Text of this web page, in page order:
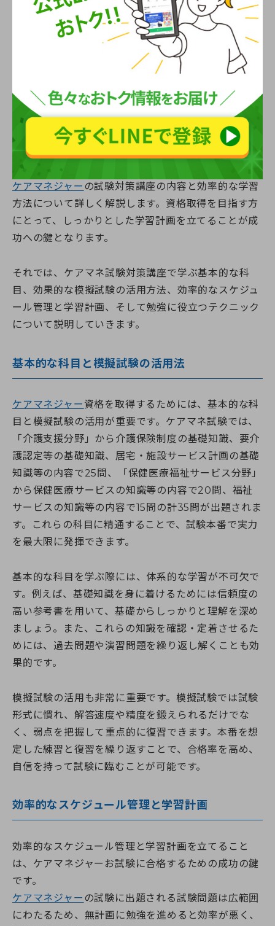
ケアマネジャー の試験対策講座の内容と効率的な学習
方法について詳しく解説します。資格取得を目指す方
にとって、しっかりとした学習計画を立てることが成
功への鍵となります。
それでは、ケアマネ試験対策講座で学ぶ基本的な科
目、効果的な模擬試験の活用方法、効率的なスケジュ
ール管理と学習計画、そして勉強に役立つテクニック
について説明していきます。
基本的な科目と模擬試験の活用法
ケアマネジャー 資格を取得するためには、基本的な科
目と模擬試験の活用が重要です。ケアマネ試験では、
「介護支援分野」から介護保険制度の基礎知識、要介
護認定等の基礎知識、居宅・施設サービス計画の基礎
知識等の内容で25問、「保健医療福祉サービス分野」
から保健医療サービスの知識等の内容で20問、福祉
サービスの知識等の内容で15問の計35問が出題されま
す。これらの科目に精通することで、試験本番で実力
を最大限に発揮できます。
基本的な科目を学ぶ際には、体系的な学習が不可欠で
す。例えば、基礎知識を身に着けるためには信頼度の
高い参考書を用いて、基礎からしっかりと理解を深め
ましょう。また、これらの知識を確認・定着させるた
めには、過去問題や演習問題を繰り返し解くことも効
果的です。
模擬試験の活用も非常に重要です。模擬試験では試験
形式に慣れ、解答速度や精度を鍛えられるだけでな
く、弱点を把握して重点的に復習できます。本番を想
定した練習と復習を繰り返すことで、合格率を高め、
自信を持って試験に臨むことが可能です。
効率的なスケジュール管理と学習計画
効率的なスケジュール管理と学習計画を立てること
は、ケアマネジャーお試験に合格するための成功の鍵
です。
ケアマネジャー の試験に出題される試験問題は広範囲
にわたるため、無計画に勉強を進めると効率が悪く、